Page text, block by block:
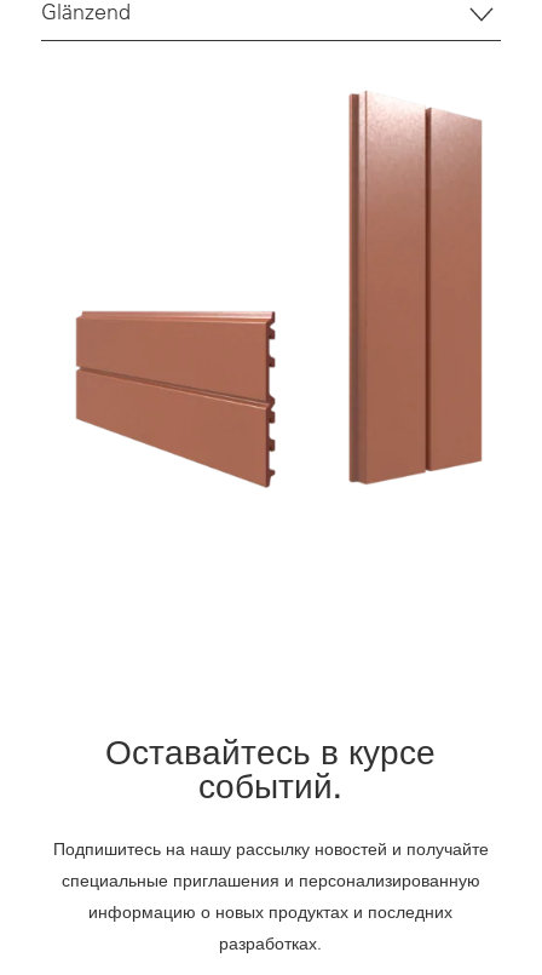
Оставайтесь в курсе
событий.
Подпишитесь на нашу рассылку новостей и получайте
специальные приглашения и персонализированную
информацию о новых продуктах и последних
разработках.